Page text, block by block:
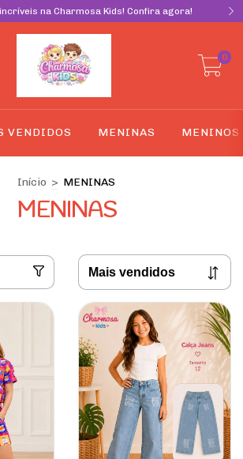
na Charmosa Kids! Confira agora!
0
VENDIDOS MENINAS MENINOS
Início > MENINAS
MENINAS